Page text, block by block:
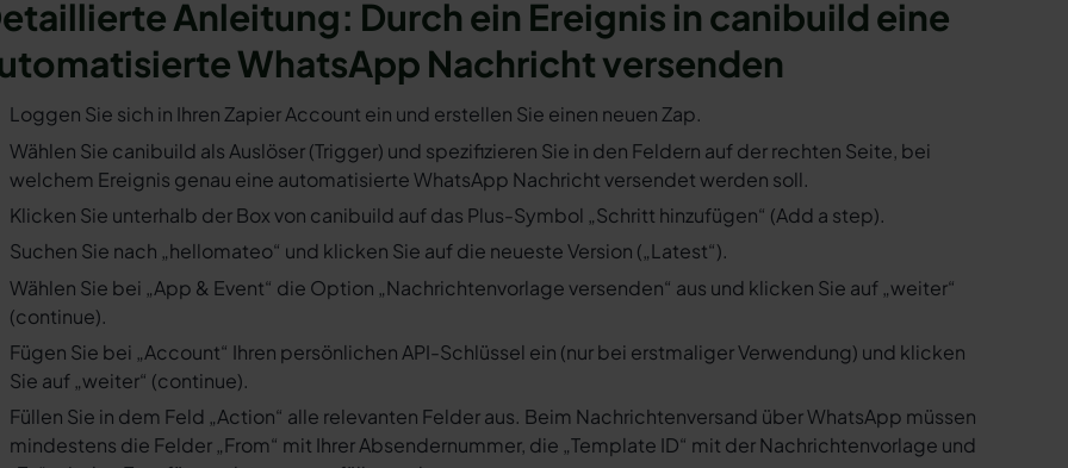
Anleitung: Durch ein Ereignis in canibuild eine
WhatsApp Nachricht versenden
Loggen Sie sich in Ihren Zapier Account ein und erstellen Sie einen neuen Zap.
Wählen Sie canibuild als Auslöser (Trigger) und spezifizieren Sie in den Feldern auf der rechten Seite, bei
welchem Ereignis genau eine automatisierte WhatsApp Nachricht versendet werden soll.
Klicken Sie unterhalb der Box von canibuild auf das Plus-Symbol „Schritt hinzufügen“ (Add a step).
Suchen Sie nach „hellomateo“ und klicken Sie auf die neueste Version („Latest“).
Wählen Sie bei „App & Event“ die Option „Nachrichtenvorlage versenden“ aus und klicken Sie auf „weiter“
(continue).
Fügen Sie bei „Account“ Ihren persönlichen API-Schlüssel ein (nur bei erstmaliger Verwendung) und klicken
Sie auf „weiter“ (continue).
Füllen Sie in dem Feld „Action“ alle relevanten Felder aus. Beim Nachrichtenversand über WhatsApp müssen
mindestens die Felder „From“ mit Ihrer Absendernummer, die „Template ID“ mit der Nachrichtenvorlage und